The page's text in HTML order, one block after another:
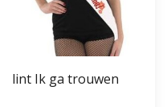
lint Ik ga trouwen